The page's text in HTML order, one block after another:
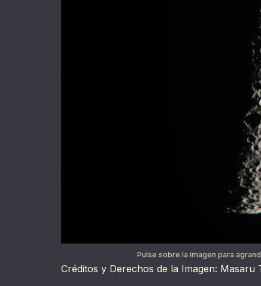
Pulse sobre la imagen para
Créditos y Derechos de la Imagen: Masaru